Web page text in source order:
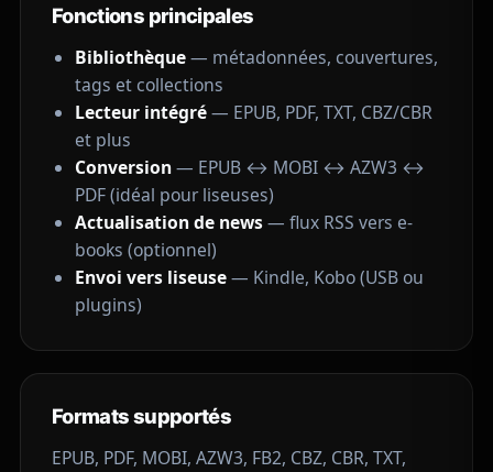
Fonctions principales
Bibliothèque— métadonnées, couvertures,
tags et collections
Lecteur intégré— EPUB, PDF, TXT, CBZ/CBR
et plus
Conversion— EPUB ↔ MOBI ↔ AZW3 ↔
PDF (idéal pour liseuses)
Actualisation de news— flux RSS vers e-
books (optionnel)
Envoi vers liseuse— Kindle, Kobo (USB ou
plugins)
Formats supportés
EPUB, PDF, MOBI, AZW3, FB2, CBZ, CBR, TXT,